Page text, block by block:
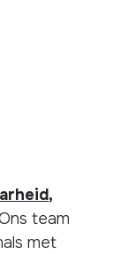
,
team
met